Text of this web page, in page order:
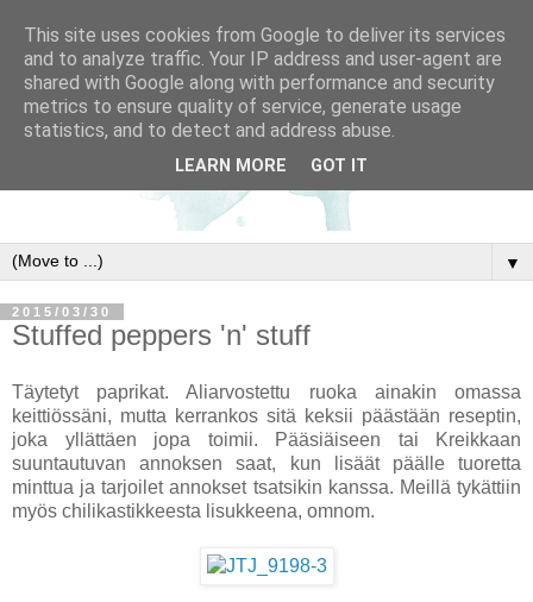
▼
2015/03/30
Stuffed peppers 'n' stuff
Täytetyt paprikat. Aliarvostettu ruoka ainakin omassa
keittiössäni, mutta kerrankos sitä keksii päästään reseptin,
joka yllättäen jopa toimii. Pääsiäiseen tai Kreikkaan
suuntautuvan annoksen saat, kun lisäät päälle tuoretta
minttua ja tarjoilet annokset tsatsikin kanssa. Meillä tykättiin
myös chilikastikkeesta lisukkeena, omnom.
This site uses cookies from Google to deliver its services
and to analyze traffic. Your IP address and user-agent are
shared with Google along with performance and security
metrics to ensure quality of service, generate usage
statistics, and to detect and address abuse.
LEARN MORE GOT IT